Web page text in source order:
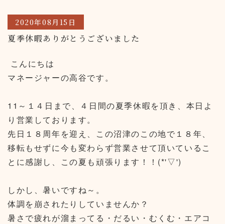
2020年08月15日
夏季休暇ありがとうございました
こんにちは
マネージャーの高谷です。
11～１４日まで、４日間の夏季休暇を頂き、本日よ
り営業しております。
先日１８周年を迎え、この沼津のこの地で１８年、
移転もせずに今も変わらず営業させて頂いているこ
とに感謝し、この夏も頑張ります！！(*'▽')
しかし、暑いですね～。
体調を崩されたりしていませんか？
暑さで疲れが溜まってる・だるい・むくむ・エアコ